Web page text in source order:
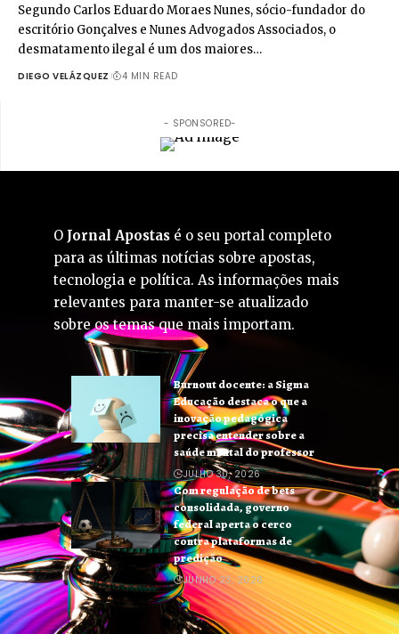
Segundo Carlos Eduardo Moraes Nunes, sócio-fundador do
escritório Gonçalves e Nunes Advogados Associados, o
desmatamento ilegal é um dos maiores…
DIEGO VELÁZQUEZ 4 MIN READ
- SPONSORED-
O Jornal Apostas é o seu portal completo
para as últimas notícias sobre apostas,
tecnologia e política. As informações mais
relevantes para manter-se atualizado
sobre os temas que mais importam.
Burnout docente: a Sigma
Educação destaca o que a
inovação pedagógica
precisa entender sobre a
saúde mental do professor
JULHO 30, 2026
Com regulação de bets
consolidada, governo
federal aperta o cerco
contra plataformas de
predição
JUNHO 23, 2026